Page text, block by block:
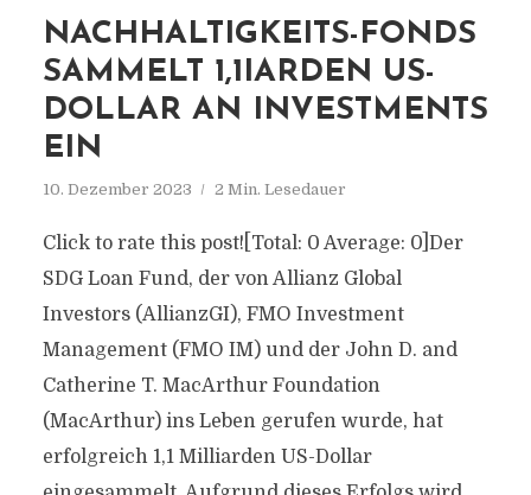
NACHHALTIGKEITS-FONDS
SAMMELT 1,1IARDEN US-
DOLLAR AN INVESTMENTS
EIN
10. Dezember 2023 2 Min. Lesedauer
Click to rate this post![Total: 0 Average: 0]Der
SDG Loan Fund, der von Allianz Global
Investors (AllianzGI), FMO Investment
Management (FMO IM) und der John D. and
Catherine T. MacArthur Foundation
(MacArthur) ins Leben gerufen wurde, hat
erfolgreich 1,1 Milliarden US-Dollar